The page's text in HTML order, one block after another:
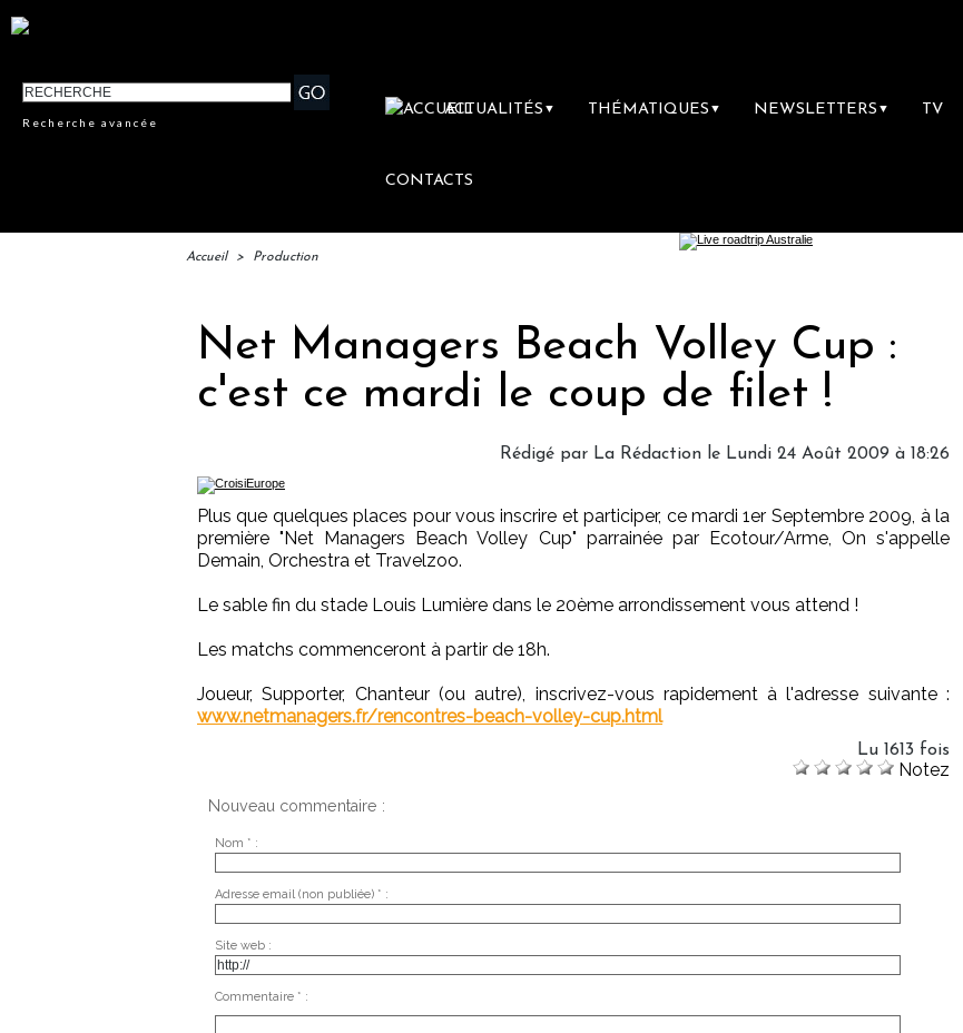
Recherche avancée
ACTUALITÉS ▼ THÉMATIQUES ▼ NEWSLETTERS ▼ TV
CONTACTS
Accueil > Production
Net Managers Beach Volley Cup :
c'est ce mardi le coup de filet !
Rédigé par La Rédaction le Lundi 24 Août 2009 à 18:26
Plus que quelques places pour vous inscrire et participer, ce mardi 1er Septembre 2009, à la
première "Net Managers Beach Volley Cup" parrainée par Ecotour/Arme, On s'appelle
Demain, Orchestra et Travelzoo.
Le sable fin du stade Louis Lumière dans le 20ème arrondissement vous attend !
Les matchs commenceront à partir de 18h.
Joueur, Supporter, Chanteur (ou autre), inscrivez-vous rapidement à l'adresse suivante :
www.netmanagers.fr/rencontres-beach-volley-cup.html
Lu 1613 fois
Notez
Nouveau commentaire :
Nom * :
Adresse email (non publiée) * :
Site web :
Commentaire * :